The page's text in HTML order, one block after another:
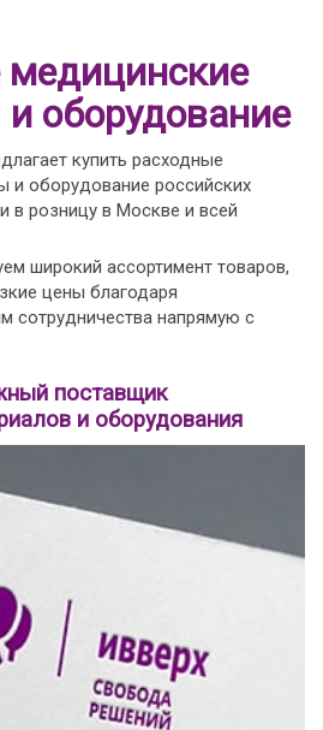
оборудование
купить расходные
и оборудование российских
в розницу в Москве и всей
широкий ассортимент товаров,
цены благодаря
сотрудничества напрямую с
поставщик
и оборудования